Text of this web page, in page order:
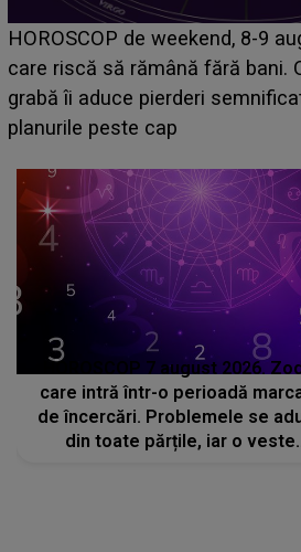
Emanuel a ținut ACEST
acum! În fața Alexandrei,
face o MĂRTURISIRE
sa: "I-am spus și ei în față, eu nu
HOROSCOP 7 august 2026.
care intră într-o perioadă
de încercări. Problemele se
din toate părțile, iar o veste